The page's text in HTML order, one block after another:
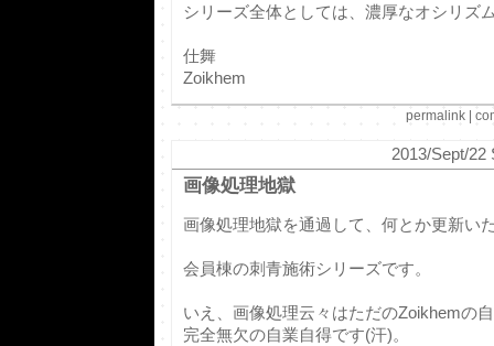
シリーズ全体としては、濃厚なオシリズ
仕舞
Zoikhem
permalink
2013/Sept/22
画像処理地獄
画像処理地獄を通過して、何とか更新い
会員棟の刺青施術シリーズです。
いえ、画像処理云々はただのZoikhemの
完全無欠の自業自得です(汗)。